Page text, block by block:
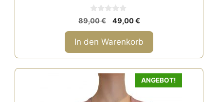
0
v
o
n
5
89,00€
Ursprünglicher
Preis
war:
89,00 €
49,00€Aktueller
Preis
ist:
49,00 €.
In den Warenkorb
ANGEBOT!